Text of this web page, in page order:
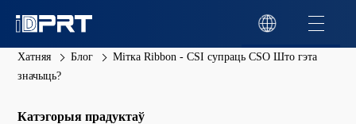
Хатняя Блог
Мітка Ribbon - CSI супраць CSO Што гэта
значыць?
Катэгорыя прадуктаў